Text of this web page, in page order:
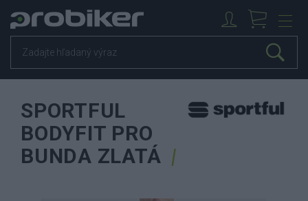
SPORTFUL
BODYFIT PRO
BUNDA ZLATÁ